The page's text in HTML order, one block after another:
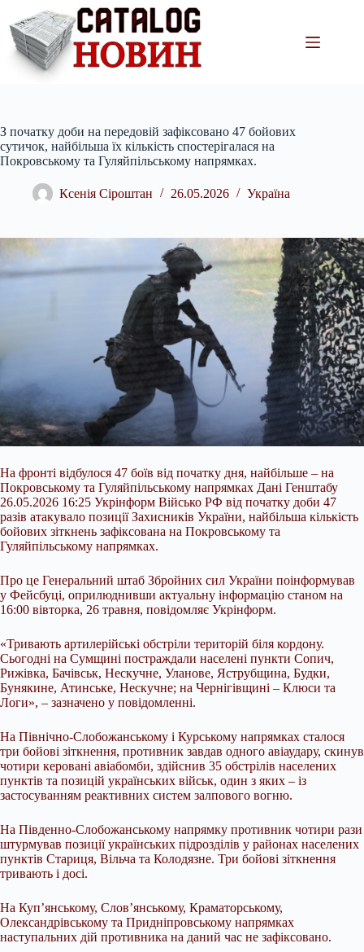
вмісту
З початку доби на передовій зафіксовано 47 бойових
сутичок, найбільша їх кількість спостерігалася на
Покровському та Гуляйпільському напрямках.
Ксенія Сіроштан 26.05.2026 Україна
На фронті відбулося 47 боїв від початку дня, найбільше – на
Покровському та Гуляйпільському напрямках Дані Генштабу
26.05.2026 16:25 Укрінформ Військо РФ від початку доби 47
разів атакувало позиції Захисників України, найбільша кількість
бойових зіткнень зафіксована на Покровському та
Гуляйпільському напрямках.
Про це Генеральний штаб Збройних сил України поінформував
у Фейсбуці, оприлюднивши актуальну інформацію станом на
16:00 вівторка, 26 травня, повідомляє Укрінформ.
«Тривають артилерійські обстріли територій біля кордону.
Сьогодні на Сумщині постраждали населені пункти Сопич,
Рижівка, Бачівськ, Нескучне, Уланове, Яструбщина, Будки,
Бунякине, Атинське, Нескучне; на Чернігівщині – Клюси та
Логи», – зазначено у повідомленні.
На Північно-Слобожанському і Курському напрямках сталося
три бойові зіткнення, противник завдав одного авіаудару, скинув
чотири керовані авіабомби, здійснив 35 обстрілів населених
пунктів та позицій українських військ, один з яких – із
застосуванням реактивних систем залпового вогню.
На Південно-Слобожанському напрямку противник чотири рази
штурмував позиції українських підрозділів у районах населених
пунктів Стариця, Вільча та Колодязне. Три бойові зіткнення
тривають і досі.
На Куп’янському, Слов’янському, Краматорському,
Олександрівському та Придніпровському напрямках
наступальних дій противника на даний час не зафіксовано.